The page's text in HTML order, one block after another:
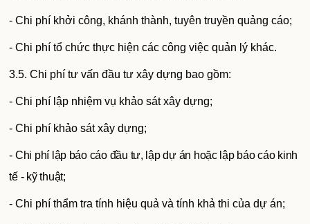
- Chi phí khởi công, khánh thành, tuyên truyền quảng cáo;
- Chi phí tổ chức thực hiện các công việc quản lý khác.
3.5. Chi phí tư vấn đầu tư xây dựng bao gồm:
- Chi phí lập nhiệm vụ khảo sát xây dựng;
- Chi phí khảo sát xây dựng;
- Chi phí lập báo cáo đầu tư, lập dự án hoặc lập báo cáo kinh
tế - kỹ thuật;
- Chi phí thẩm tra tính hiệu quả và tính khả thi của dự án;